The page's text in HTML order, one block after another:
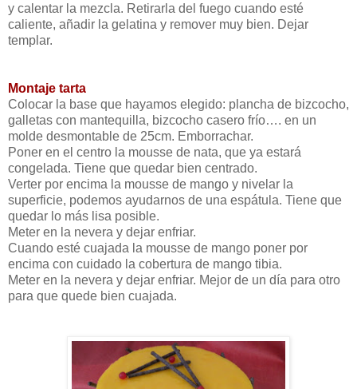
y calentar la mezcla. Retirarla del fuego cuando esté
caliente, añadir la gelatina y remover muy bien. Dejar
templar.
Montaje tarta
Colocar la base que hayamos elegido: plancha de bizcocho,
galletas con mantequilla, bizcocho casero frío…. en un
molde desmontable de 25cm. Emborrachar.
Poner en el centro la mousse de nata, que ya estará
congelada. Tiene que quedar bien centrado.
Verter por encima la mousse de mango y nivelar la
superficie, podemos ayudarnos de una espátula. Tiene que
quedar lo más lisa posible.
Meter en la nevera y dejar enfriar.
Cuando esté cuajada la mousse de mango poner por
encima con cuidado la cobertura de mango tibia.
Meter en la nevera y dejar enfriar. Mejor de un día para otro
para que quede bien cuajada.